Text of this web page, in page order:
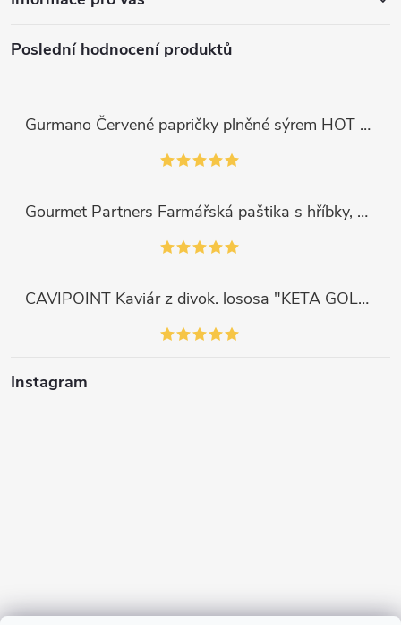
Poslední hodnocení produktů
Gurmano Červené papričky plněné sýrem HOT palivé, 290g
Gourmet Partners Farmářská paštika s hříbky, 180g
CAVIPOINT Kaviár z divok. lososa "KETA GOLD", 200g
Instagram